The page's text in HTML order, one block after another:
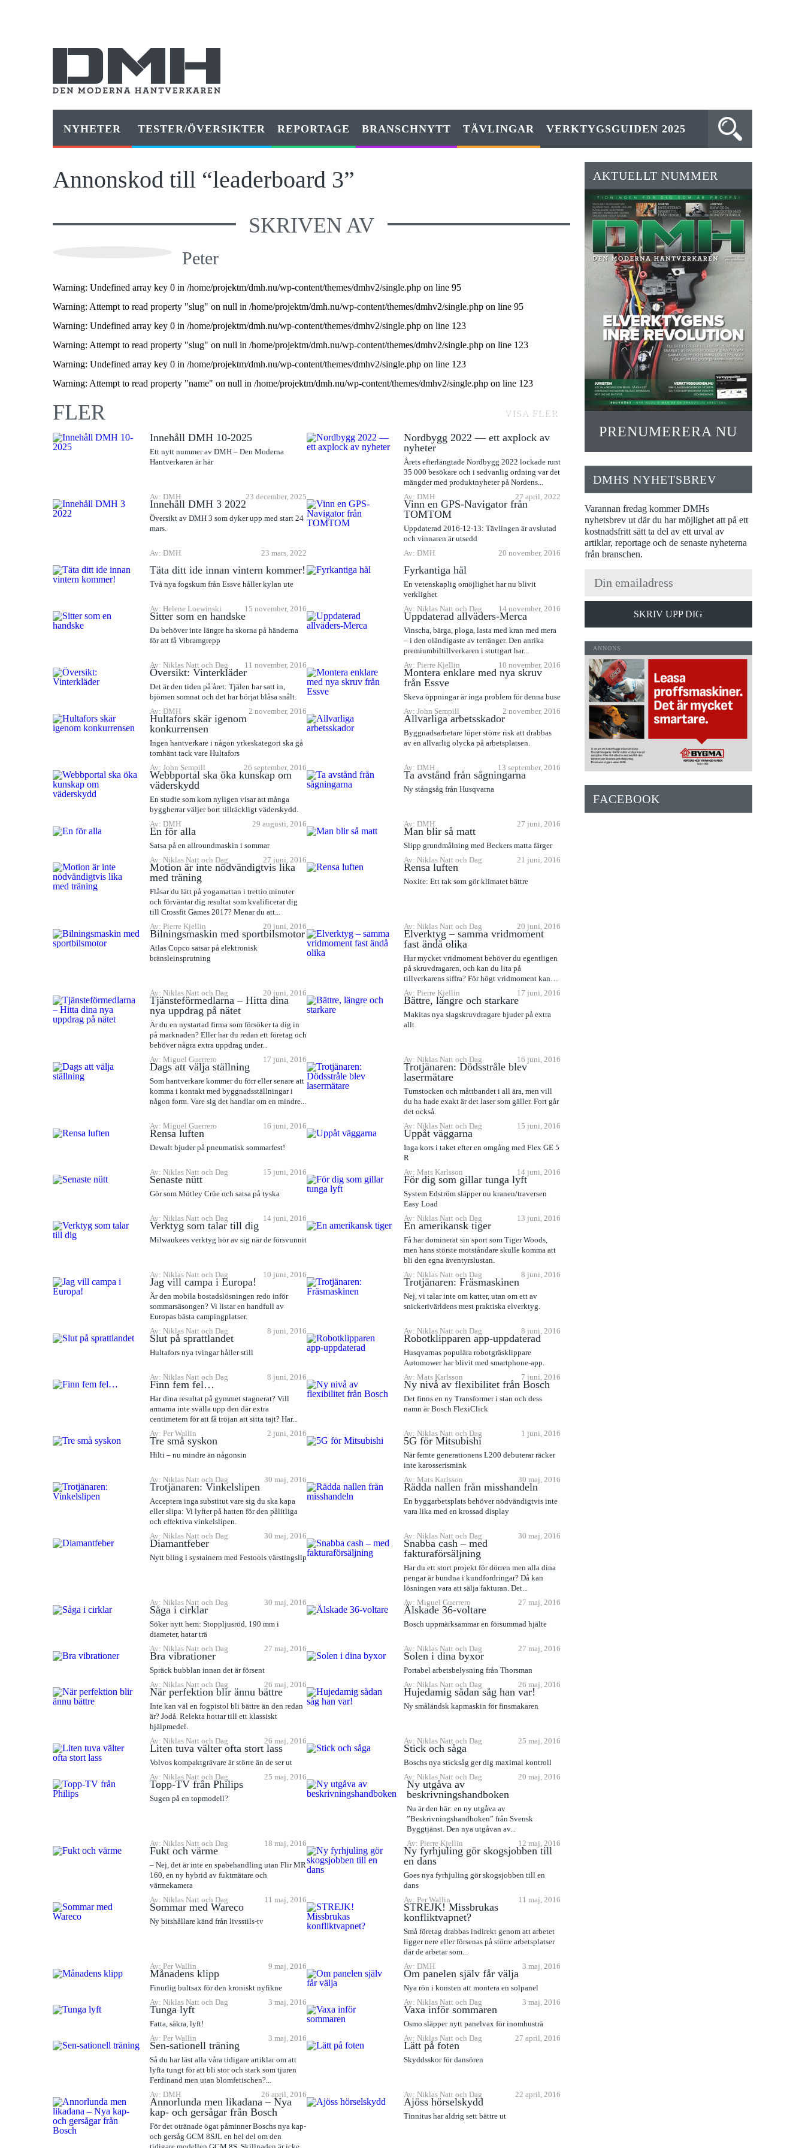
NYHETER TESTER/ÖVERSIKTER REPORTAGE BRANSCHNYTT TÄVLINGAR VERKTYGSGUIDEN 2025
Annonskod till “leaderboard 3”
SKRIVEN AV
Peter
Warning: Undefined array key 0 in /home/projektm/dmh.nu/wp-content/themes/dmhv2/single.php on line 95
Warning: Attempt to read property "slug" on null in /home/projektm/dmh.nu/wp-content/themes/dmhv2/single.php on line 95
Warning: Undefined array key 0 in /home/projektm/dmh.nu/wp-content/themes/dmhv2/single.php on line 123
Warning: Attempt to read property "slug" on null in /home/projektm/dmh.nu/wp-content/themes/dmhv2/single.php on line 123
Warning: Undefined array key 0 in /home/projektm/dmh.nu/wp-content/themes/dmhv2/single.php on line 123
Warning: Attempt to read property "name" on null in /home/projektm/dmh.nu/wp-content/themes/dmhv2/single.php on line 123
FLER VISA FLER
Innehåll DMH 10-2025
Ett nytt nummer av DMH – Den Moderna
Hantverkaren är här
Av: DMH 23 december, 2025
Nordbygg 2022 — ett axplock av
nyheter
Årets efterlängtade Nordbygg 2022 lockade runt
35 000 besökare och i sedvanlig ordning var det
mängder med produktnyheter på Nordens...
Av: DMH
27 april, 2022
Innehåll DMH 3 2022
Översikt av DMH 3 som dyker upp med start 24
mars.
Av: DMH 23 mars, 2022
Vinn en GPS-Navigator från
TOMTOM
Uppdaterad 2016-12-13: Tävlingen är avslutad
och vinnaren är utsedd
Av: DMH
20 november, 2016
Täta ditt ide innan vintern kommer!
Två nya fogskum från Essve håller kylan ute
Av: Helene Loewinski 15 november, 2016
Fyrkantiga hål
En vetenskaplig omöjlighet har nu blivit
verklighet
Av: Niklas Natt och Dag
14 november, 2016
Sitter som en handske
Du behöver inte längre ha skorna på händerna
för att få Vibramgrepp
Av: Niklas Natt och Dag 11 november, 2016
Uppdaterad allväders-Merca
Vinscha, bärga, ploga, lasta med kran med mera
– i den oländigaste av terränger. Den anrika
premiumbiltillverkaren i stuttgart har...
Av: Pierre Kjellin
10 november, 2016
Översikt: Vinterkläder
Det är den tiden på året: Tjälen har satt in,
björnen somnat och det har börjat blåsa snålt.
Av: DMH
2 november, 2016
Montera enklare med nya skruv
från Essve
Skeva öppningar är inga problem för denna buse
Av: John Sempill
2 november, 2016
Hultafors skär igenom
konkurrensen
Ingen hantverkare i någon yrkeskategori ska gå
tomhänt tack vare Hultafors
Av: John Sempill
26 september, 2016
Allvarliga arbetsskador
Byggnadsarbetare löper större risk att drabbas
av en allvarlig olycka på arbetsplatsen.
Av: DMH 13 september, 2016
Webbportal ska öka kunskap om
väderskydd
En studie som kom nyligen visar att många
byggherrar väljer bort tillräckligt väderskydd.
Av: DMH
29 augusti, 2016
Ta avstånd från sågningarna
Ny stångsåg från Husqvarna
Av: DMH 27 juni, 2016
En för alla
Satsa på en allroundmaskin i sommar
Av: Niklas Natt och Dag
27 juni, 2016
Man blir så matt
Slipp grundmålning med Beckers matta färger
Av: Niklas Natt och Dag
21 juni, 2016
Motion är inte nödvändigtvis lika
med träning
Flåsar du lätt på yogamattan i trettio minuter
och förväntar dig resultat som kvalificerar dig
till Crossfit Games 2017? Menar du att...
Av: Pierre Kjellin
20 juni, 2016
Rensa luften
Noxite: Ett tak som gör klimatet bättre
Av: Niklas Natt och Dag 20 juni, 2016
Bilningsmaskin med sportbilsmotor
Atlas Copco satsar på elektronisk
bränsleinsprutning
Av: Niklas Natt och Dag 20 juni, 2016
Elverktyg – samma vridmoment
fast ändå olika
Hur mycket vridmoment behöver du egentligen
på skruvdragaren, och kan du lita på
tillverkarens siffra? För högt vridmoment kan
skada...
Av: Pierre Kjellin 17 juni, 2016
Tjänsteförmedlarna – Hitta dina
nya uppdrag på nätet
Är du en nystartad firma som försöker ta dig in
på marknaden? Eller har du redan ett företag och
behöver några extra uppdrag under...
Av: Miguel Guerrero
17 juni, 2016
Bättre, längre och starkare
Makitas nya slagskruvdragare bjuder på extra
allt
Av: Niklas Natt och Dag 16 juni, 2016
Dags att välja ställning
Som hantverkare kommer du förr eller senare att
komma i kontakt med byggnadsställningar i
någon form. Vare sig det handlar om en mindre...
Av: Miguel Guerrero 16 juni, 2016
Trotjänaren: Dödsstråle blev
lasermätare
Tumstocken och måttbandet i all ära, men vill
du ha hade exakt är det laser som gäller. Fort går
det också.
Av: Niklas Natt och Dag
15 juni, 2016
Rensa luften
Dewalt bjuder på pneumatisk sommarfest!
Av: Niklas Natt och Dag 15 juni, 2016
Uppåt väggarna
Inga kors i taket efter en omgång med Flex GE 5
R
Av: Mats Karlsson
14 juni, 2016
Senaste nütt
Gör som Mötley Crüe och satsa på tyska
Av: Niklas Natt och Dag 14 juni, 2016
För dig som gillar tunga lyft
System Edström släpper nu kranen/traversen
Easy Load
Av: Niklas Natt och Dag
13 juni, 2016
Verktyg som talar till dig
Milwaukees verktyg hör av sig när de försvunnit
Av: Niklas Natt och Dag 10 juni, 2016
En amerikansk tiger
Få har dominerat sin sport som Tiger Woods,
men hans störste motståndare skulle komma att
bli den egna äventyrslustan.
Av: Niklas Natt och Dag
8 juni, 2016
Jag vill campa i Europa!
Är den mobila bostadslösningen redo inför
sommarsäsongen? Vi listar en handfull av
Europas bästa campingplatser.
Av: Niklas Natt och Dag
8 juni, 2016
Trotjänaren: Fräsmaskinen
Nej, vi talar inte om katter, utan om ett av
snickerivärldens mest praktiska elverktyg.
Av: Niklas Natt och Dag 8 juni, 2016
Slut på sprattlandet
Hultafors nya tvingar håller still
Av: Niklas Natt och Dag 8 juni, 2016
Robotklipparen app-uppdaterad
Husqvarnas populära robotgräsklippare
Automower har blivit med smartphone-app.
Av: Mats Karlsson
7 juni, 2016
Finn fem fel…
Har dina resultat på gymmet stagnerat? Vill
armarna inte svälla upp den där extra
centimetern för att få tröjan att sitta tajt? Har...
Av: Per Wallin
2 juni, 2016
Ny nivå av flexibilitet från Bosch
Det finns en ny Transformer i stan och dess
namn är Bosch FlexiClick
Av: Niklas Natt och Dag 1 juni, 2016
Tre små syskon
Hilti – nu mindre än någonsin
Av: Niklas Natt och Dag 30 maj, 2016
5G för Mitsubishi
När femte generationens L200 debuterar räcker
inte karosserismink
Av: Mats Karlsson
30 maj, 2016
Trotjänaren: Vinkelslipen
Acceptera inga substitut vare sig du ska kapa
eller slipa: Vi lyfter på hatten för den pålitliga
och effektiva vinkelslipen.
Av: Niklas Natt och Dag
30 maj, 2016
Rädda nallen från misshandeln
En byggarbetsplats behöver nödvändigtvis inte
vara lika med en krossad display
Av: Niklas Natt och Dag 30 maj, 2016
Diamantfeber
Nytt bling i systainern med Festools värstingslip
Av: Niklas Natt och Dag 30 maj, 2016
Snabba cash – med
fakturaförsäljning
Har du ett stort projekt för dörren men alla dina
pengar är bundna i kundfordringar? Då kan
lösningen vara att sälja fakturan. Det...
Av: Miguel Guerrero
27 maj, 2016
Såga i cirklar
Söker nytt hem: Stoppljusröd, 190 mm i
diameter, hatar trä
Av: Niklas Natt och Dag
27 maj, 2016
Älskade 36-voltare
Bosch uppmärksammar en försummad hjälte
Av: Niklas Natt och Dag 27 maj, 2016
Bra vibrationer
Spräck bubblan innan det är försent
Av: Niklas Natt och Dag
26 maj, 2016
Solen i dina byxor
Portabel arbetsbelysning från Thorsman
Av: Niklas Natt och Dag
26 maj, 2016
När perfektion blir ännu bättre
Inte kan väl en fogpistol bli bättre än den redan
är? Jodå. Relekta hottar till ett klassiskt
hjälpmedel.
Av: Niklas Natt och Dag
26 maj, 2016
Hujedamig sådan såg han var!
Ny småländsk kapmaskin för finsmakaren
Av: Niklas Natt och Dag 25 maj, 2016
Liten tuva välter ofta stort lass
Volvos kompaktgrävare är större än de ser ut
Av: Niklas Natt och Dag
25 maj, 2016
Stick och såga
Boschs nya sticksåg ger dig maximal kontroll
Av: Niklas Natt och Dag
20 maj, 2016
Topp-TV från Philips
Sugen på en topmodell?
Av: Niklas Natt och Dag 18 maj, 2016
Ny utgåva av
beskrivningshandboken
Nu är den här: en ny utgåva av
”Beskrivningshandboken” från Svensk
Byggtjänst. Den nya utgåvan av...
Av: Pierre Kjellin
12 maj, 2016
Fukt och värme
– Nej, det är inte en spabehandling utan Flir MR
160, en ny hybrid av fuktmätare och
värmekamera
Av: Niklas Natt och Dag
11 maj, 2016
Ny fyrhjuling gör skogsjobben till
en dans
Goes nya fyrhjuling gör skogsjobben till en
dans
Av: Per Wallin
11 maj, 2016
Sommar med Wareco
Ny bitshållare känd från livsstils-tv
Av: Per Wallin 9 maj, 2016
STREJK! Missbrukas
konfliktvapnet?
Små företag drabbas indirekt genom att arbetet
ligger nere eller försenas på större arbetsplatser
där de arbetar som...
Av: DMH
3 maj, 2016
Månadens klipp
Finurlig bultsax för den kroniskt nyfikne
Av: Niklas Natt och Dag
3 maj, 2016
Om panelen själv får välja
Nya rön i konsten att montera en solpanel
Av: Niklas Natt och Dag
3 maj, 2016
Tunga lyft
Fatta, säkra, lyft!
Av: Per Wallin
3 maj, 2016
Vaxa inför sommaren
Osmo släpper nytt panelvax för inomhusträ
Av: Niklas Natt och Dag
27 april, 2016
Sen-sationell träning
Så du har läst alla våra tidigare artiklar om att
lyfta tungt för att bli stor och stark som tjuren
Ferdinand men utan blomfetischen?...
Av: DMH
26 april, 2016
Lätt på foten
Skyddsskor för dansören
Av: Niklas Natt och Dag 22 april, 2016
Annorlunda men likadana – Nya
kap- och gersågar från Bosch
För det otränade ögat påminner Boschs nya kap-
och gersåg GCM 8SJL en hel del om den
Ajöss hörselskydd
Tinnitus har aldrig sett bättre ut
AKTUELLT NUMMER
PRENUMERERA NU
DMHS NYHETSBREV
Varannan fredag kommer DMHs
nyhetsbrev ut där du har möjlighet att på ett
kostnadsfritt sätt ta del av ett urval av
artiklar, reportage och de senaste nyheterna
från branschen.
SKRIV UPP DIG
FACEBOOK